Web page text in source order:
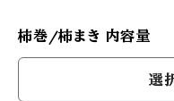
柿巻/柿まき 内容量
選